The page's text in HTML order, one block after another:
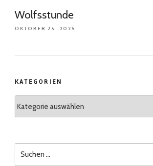
Wolfsstunde
OKTOBER 25, 2025
KATEGORIEN